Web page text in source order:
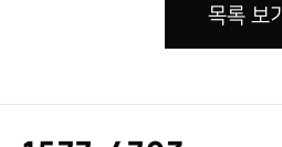
목록 보기
고